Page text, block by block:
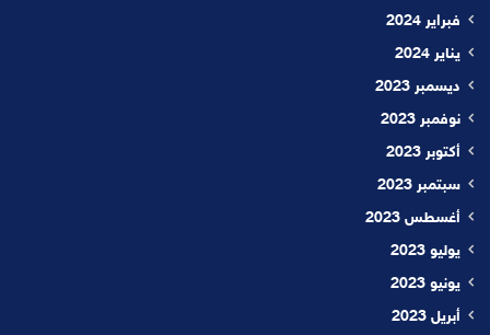
فبراير 2024
يناير 2024
ديسمبر 2023
نوفمبر 2023
أكتوبر 2023
سبتمبر 2023
أغسطس 2023
يوليو 2023
يونيو 2023
أبريل 2023